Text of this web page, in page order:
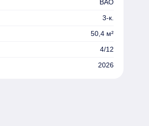
ВАО
3-к.
50,4 м²
4/12
2026